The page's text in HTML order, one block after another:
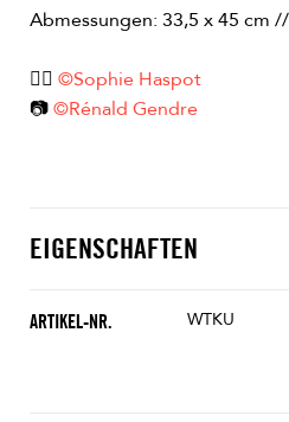
Abmessungen: 33,5 x 45 cm
👱‍♀️ ©Sophie Haspot
📷©Rénald Gendre
EIGENSCHAFTEN
ARTIKEL-NR. WTKU